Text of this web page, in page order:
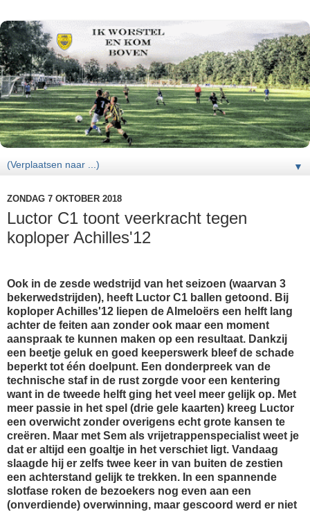
▼
ZONDAG 7 OKTOBER 2018
Luctor C1 toont veerkracht tegen
koploper Achilles'12
Ook in de zesde wedstrijd van het seizoen (waarvan 3
bekerwedstrijden), heeft Luctor C1 ballen getoond. Bij
koploper Achilles'12 liepen de Almeloërs een helft lang
achter de feiten aan zonder ook maar een moment
aanspraak te kunnen maken op een resultaat. Dankzij
een beetje geluk en goed keeperswerk bleef de schade
beperkt tot één doelpunt. Een donderpreek van de
technische staf in de rust zorgde voor een kentering
want in de tweede helft ging het veel meer gelijk op. Met
meer passie in het spel (drie gele kaarten) kreeg Luctor
een overwicht zonder overigens echt grote kansen te
creëren. Maar met Sem als vrijetrappenspecialist weet je
dat er altijd een goaltje in het verschiet ligt. Vandaag
slaagde hij er zelfs twee keer in van buiten de zestien
een achterstand gelijk te trekken. In een spannende
slotfase roken de bezoekers nog even aan een
(onverdiende) overwinning, maar gescoord werd er niet